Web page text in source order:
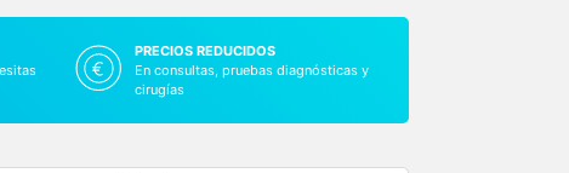
PRECIOS REDUCIDOS
En consultas, pruebas diagnósticas y
cirugías